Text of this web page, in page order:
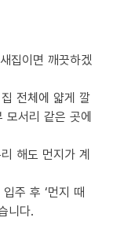
집이면 깨끗하겠
전체에 얇게 깔
모서리 같은 곳에
해도 먼지가 계
주 후 ‘먼지 때
니다.